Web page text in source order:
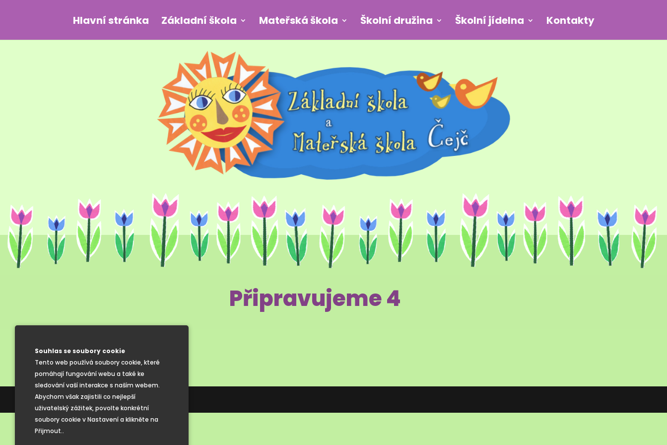
Souhlas se soubory cookie
Tento web používá soubory cookie, které
pomáhají fungování webu a také ke
sledování vaší interakce s naším webem.
Abychom však zajistili co nejlepší
uživatelský zážitek, povolte konkrétní
soubory cookie v Nastavení a klikněte na
Přijmout..
Hlavní stránka Základní škola Mateřská škola Školní družina Školní jídelna Kontakty
Připravujeme 4
Tvorba webových stránek